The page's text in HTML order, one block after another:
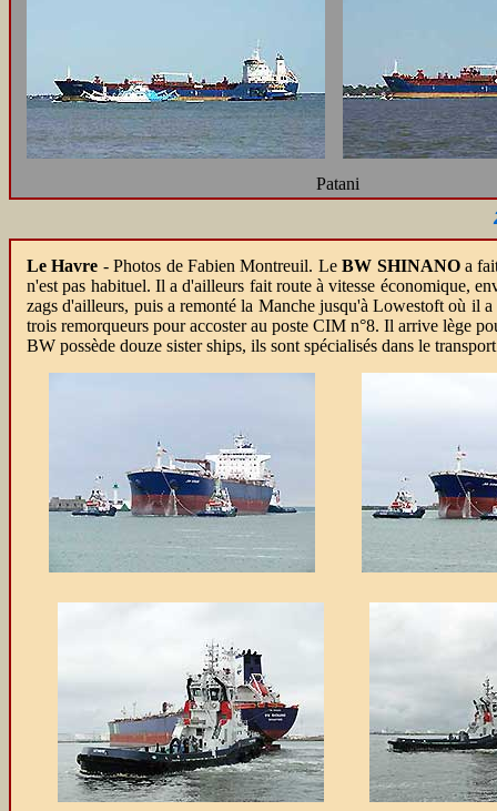
Patani
Le Havre -Photos de Fabien Montreuil. LeBW SHINANOa
n'est pas habituel. Il a d'ailleurs fait route à vitesse économique,
zags d'ailleurs, puis a remonté la Manche jusqu'à Lowestoft où il
trois remorqueurs pour accoster au poste CIM n°8. Il arrive lège
BW possède douze sister ships, ils sont spécialisés dans le